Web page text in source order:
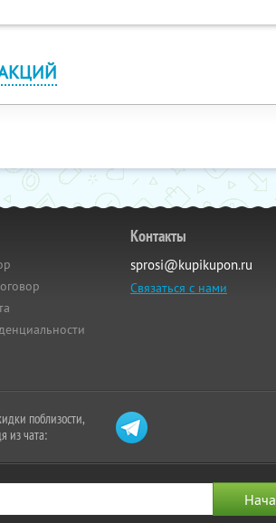
Контакты
sprosi@kupikupon.ru
Связаться с нами
поблизости,
из чата: